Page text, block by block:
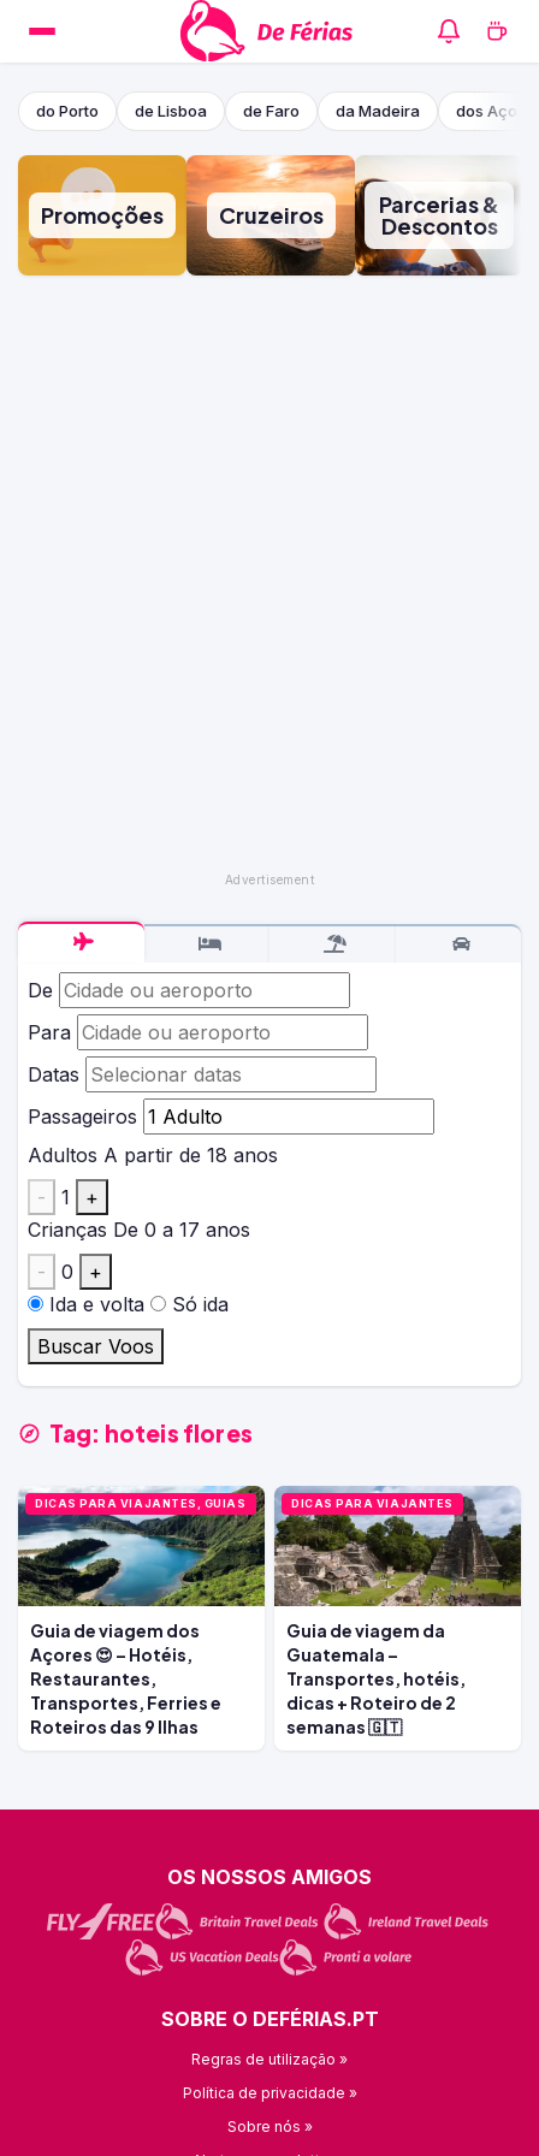
do Porto de Lisboa de Faro da Madeira dos
Promoções Cruzeiros Parcerias &
Descontos
De
Para
Datas
Passageiros
Adultos A partir de 18 anos
-
1
+
Crianças De 0 a 17 anos
-
0
+
Ida e volta
Só ida
Buscar Voos
Tag: hoteis flores
DICAS PARA VIAJANTES, GUIAS
Guia de viagem dos
Açores 😍 – Hotéis,
Restaurantes,
Transportes, Ferries e
Roteiros das 9 Ilhas
DICAS PARA VIAJANTES
Guia de viagem da
Guatemala –
Transportes, hotéis,
dicas + Roteiro de 2
semanas 🇬🇹
OS NOSSOS AMIGOS
SOBRE O DEFÉRIAS.PT
Regras de utilização »
Política de privacidade »
Sobre nós »